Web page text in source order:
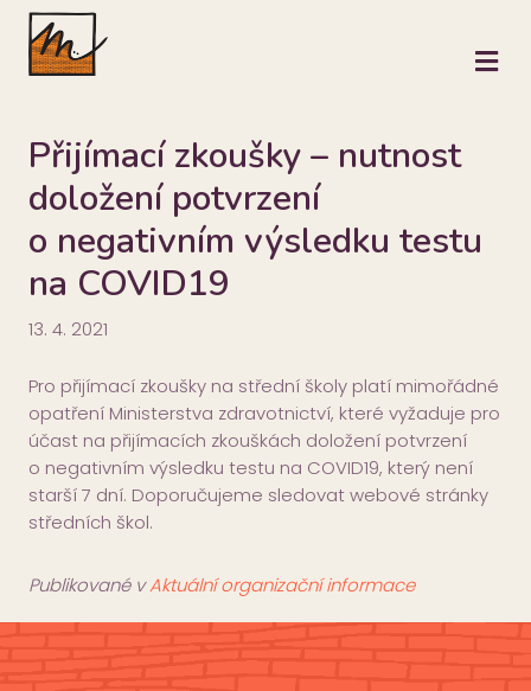
Přijímací zkoušky – nutnost
doložení potvrzení
o negativním výsledku testu
na COVID19
13. 4. 2021
Pro přijímací zkoušky na střední školy platí mimořádné
opatření Ministerstva zdravotnictví, které vyžaduje pro
účast na přijímacích zkouškách doložení potvrzení
o negativním výsledku testu na COVID19, který není
starší 7 dní. Doporučujeme sledovat webové stránky
středních škol.
Publikované vAktuální organizační informace